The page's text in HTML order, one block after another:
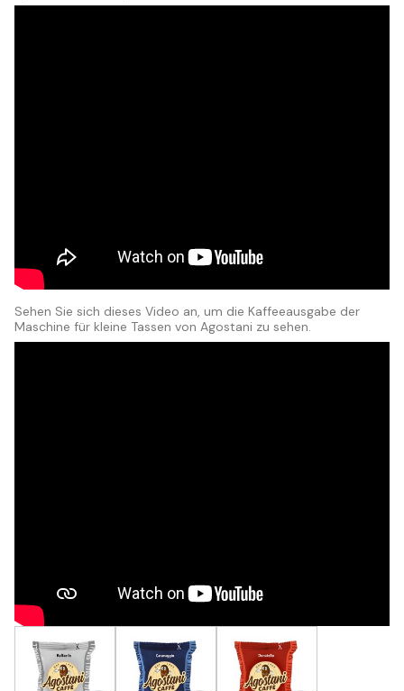
Sehen Sie sich dieses Video an, um die Kaffeeausgabe der
Maschine für kleine Tassen von Agostani zu sehen.